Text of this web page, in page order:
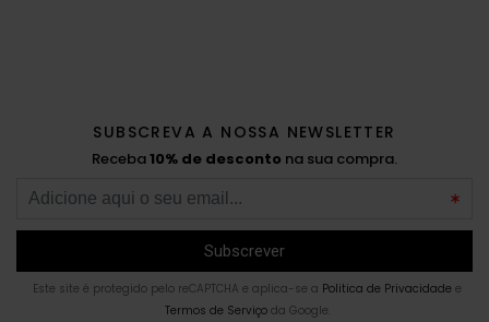
SUBSCREVA A NOSSA NEWSLETTER
Receba10% de desconto na sua compra.
Este site é protegido pelo reCAPTCHA e aplica-se a Politica de Privacidade e
Termos de Serviçoda Google.